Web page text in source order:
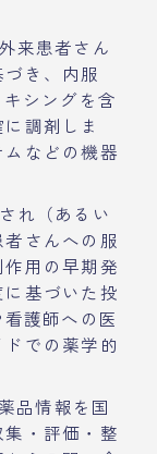
来患者さん
づき、内服
シングを含
調剤しま
などの機器
れ（あるい
さんへの服
用の早期発
基づいた投
護師への医
での薬学的
品情報を国
・評価・整